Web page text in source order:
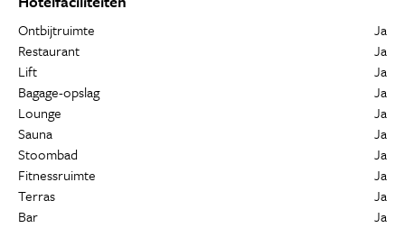
Ontbijtruimte
Ja
Restaurant
Ja
Lift
Ja
Bagage-opslag
Ja
Lounge
Ja
Sauna
Ja
Stoombad
Ja
Fitnessruimte
Ja
Terras
Ja
Bar
Ja